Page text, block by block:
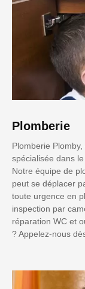
Plomberie
Plomberie
spécialisée dans
Notre équipe de
peut se déplacer
toute urgence en
inspection par
réparation WC et
? Appelez-nous